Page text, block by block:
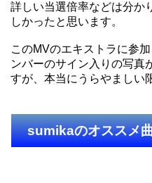
詳しい当選倍率などは分か
しかったと思います。
このMVのエキストラに参
ンバーのサイン入りの写真
すが、本当にうらやましい
sumikaのオススメ